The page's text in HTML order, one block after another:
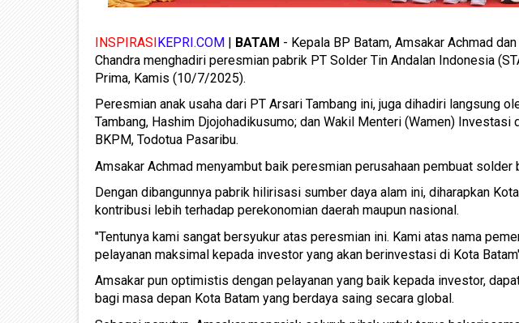
INSPIRASIKEPRI.COM | BATAM - Kepala BP Batam, Amsakar Achmad
Chandra menghadiri peresmian pabrik PT Solder Tin Andalan Indonesia
Prima, Kamis (10/7/2025).
Peresmian anak usaha dari PT Arsari Tambang ini, juga dihadiri langsung
Tambang, Hashim Djojohadikusumo; dan Wakil Menteri (Wamen)
BKPM, Todotua Pasaribu.
Amsakar Achmad menyambut baik peresmian perusahaan pembuat solder
Dengan dibangunnya pabrik hilirisasi sumber daya alam ini, diharapkan
kontribusi lebih terhadap perekonomian daerah maupun nasional.
"Tentunya kami sangat bersyukur atas peresmian ini. Kami atas nama
pelayanan maksimal kepada investor yang akan berinvestasi di Kota
Amsakar pun optimistis dengan pelayanan yang baik kepada investor,
bagi masa depan Kota Batam yang berdaya saing secara global.